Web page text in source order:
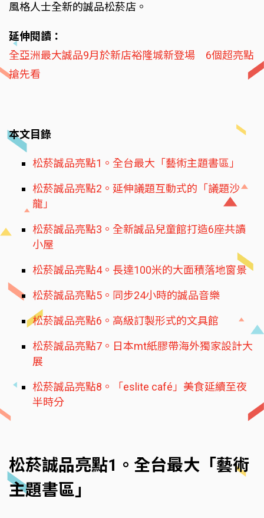
風格人士全新的誠品松菸店。
延伸閱讀：
全亞洲最大誠品9月於新店裕隆城新登場 6個超亮點
搶先看
本文目錄
松菸誠品亮點1。全台最大「藝術主題書區」
松菸誠品亮點2。延伸議題互動式的「議題沙
龍」
松菸誠品亮點3。全新誠品兒童館打造6座共讀
小屋
松菸誠品亮點4。長達100米的大面積落地窗景
松菸誠品亮點5。同步24小時的誠品音樂
松菸誠品亮點6。高級訂製形式的文具館
松菸誠品亮點7。日本mt紙膠帶海外獨家設計大
展
松菸誠品亮點8。「eslite café」美食延續至夜
半時分
松菸誠品亮點1。全台最大「藝術
主題書區」